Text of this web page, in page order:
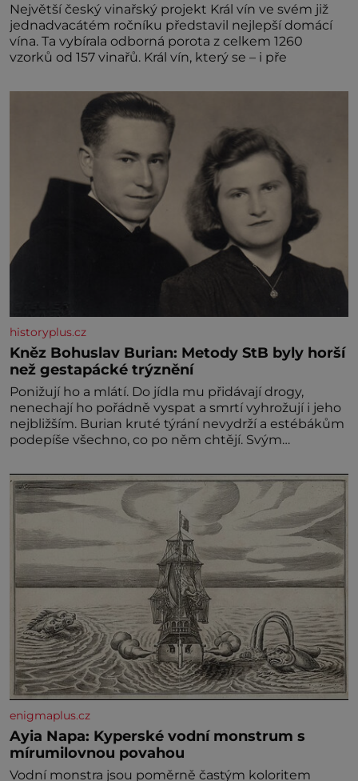
Největší český vinařský projekt Král vín ve svém již
jednadvacátém ročníku představil nejlepší domácí
vína. Ta vybírala odborná porota z celkem 1260
vzorků od 157 vinařů. Král vín, který se – i pře
historyplus.cz
Kněz Bohuslav Burian: Metody StB byly horší
než gestapácké trýznění
Ponižují ho a mlátí. Do jídla mu přidávají drogy,
nenechají ho pořádně vyspat a smrtí vyhrožují i jeho
nejbližším. Burian kruté týrání nevydrží a estébákům
podepíše všechno, co po něm chtějí. Svým
výslechů nikdo nevyvíjel fyzický ani psychický nátlak.
Syn brněnského řezníka chce být knězem a
enigmaplus.cz
Ayia Napa: Kyperské vodní monstrum s
mírumilovnou povahou
Vodní monstra jsou poměrně častým koloritem